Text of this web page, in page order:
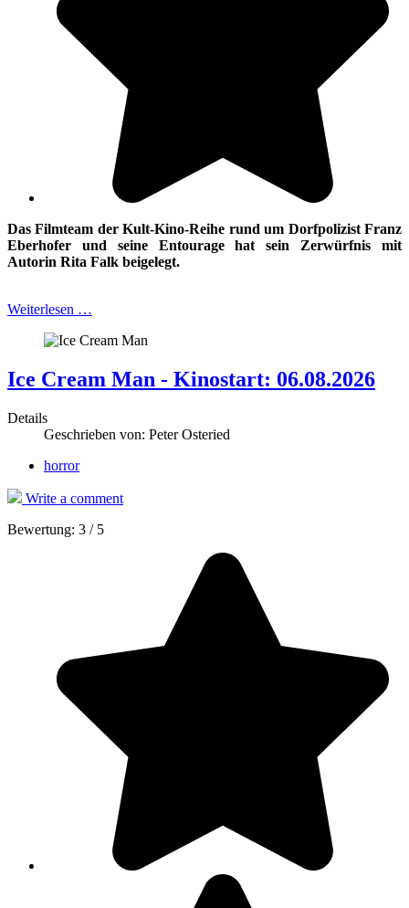
Das Filmteam der Kult-Kino-Reihe rund um Dorfpolizist Franz
Eberhofer und
seine Entourage hat sein Zerwürfnis mit
Autorin Rita Falk beigelegt.
Weiterlesen …
Ice Cream Man - Kinostart: 06.08.2026
Details
Geschrieben von: Peter Osteried
horror
Write a comment
Bewertung: 3 / 5